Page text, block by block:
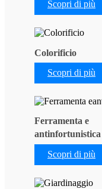
Scopri di più
Colorificio
Scopri di più
Ferramenta e
antinfortunistica
Scopri di più